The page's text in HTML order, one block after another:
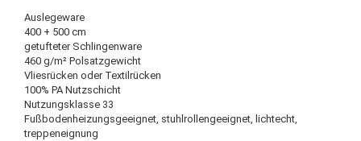
Auslegeware
400 + 500 cm
getufteter Schlingenware
460 g/m² Polsatzgewicht
Vliesrücken oder Textilrücken
100% PA Nutzschicht
Nutzungsklasse 33
Fußbodenheizungsgeeignet, stuhlrollengeeignet, lichtecht,
treppeneignung